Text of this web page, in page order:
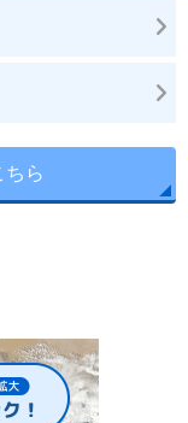
ちら